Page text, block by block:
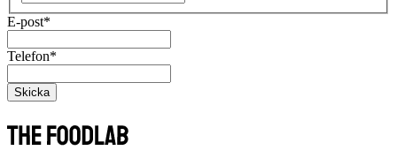
E-post*
Telefon*
Skicka